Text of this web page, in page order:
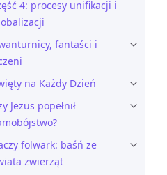
4: procesy unifikacji i
fantaści i
na Każdy Dzień
Jezus popełnił
folwark: baśń ze
zwierząt